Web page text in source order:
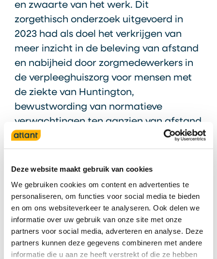
Deze website maakt gebruik van cookies
We gebruiken cookies om content en advertenties te
personaliseren, om functies voor social media te bieden
en om ons websiteverkeer te analyseren. Ook delen we
informatie over uw gebruik van onze site met onze
partners voor social media, adverteren en analyse. Deze
partners kunnen deze gegevens combineren met andere
informatie die u aan ze heeft verstrekt of die ze hebben
en zwaarte van het werk. Dit
zorgethisch onderzoek uitgevoerd in
2023 had als doel het verkrijgen van
meer inzicht in de beleving van afstand
en nabijheid door zorgmedewerkers in
de verpleeghuiszorg voor mensen met
de ziekte van Huntington,
bewustwording van normatieve
verwachtingen ten aanzien van afstand
en nabijheid in zorgrelaties en het
leveren van een aanzet voor handvatten
voor zorgmedewerkers met betrekking
tot afstand en nabijheid in de
zorgrelatie.
Contactpersoon:Annemiek Helmers,
onderzoekscoördinator,
a.helmers@atlant.nl